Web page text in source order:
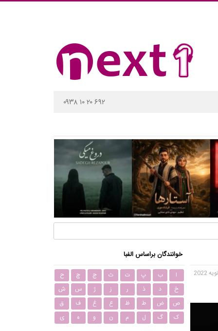
۰۹۳۸ ۱۰ ۲۰ ۶۹۲
خوانندگان براساس الفبا
ا ب پ ت ث ج چ
ح
خ
د ذ ر ز ژ س
ش
ص
ض ط ظ ع غ ف
ق
ک
گ ل م ن و ه ی